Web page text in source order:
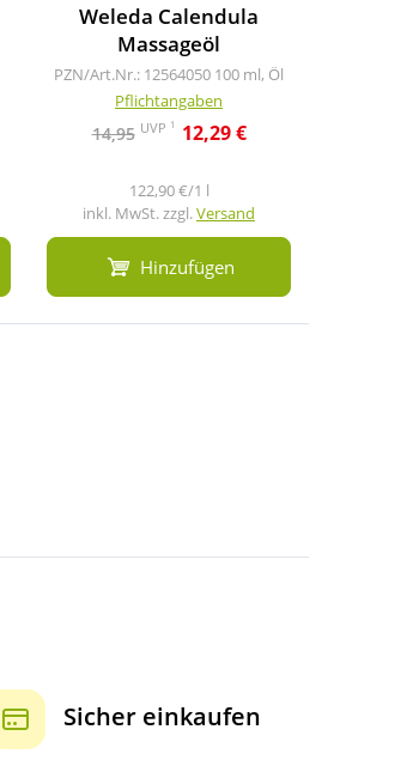
Weleda Calendula
Massageöl
PZN/Art.Nr.: 12564050 100 ml, Öl
Pflichtangaben
14,95 UVP 1 12,29 €
122,90 €/1 l
inkl. MwSt. zzgl.Versand
Hinzufügen
Sicher einkaufen